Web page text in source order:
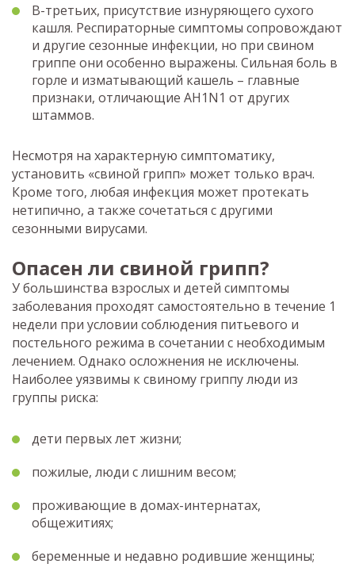
В-третьих, присутствие изнуряющего сухого
кашля. Респираторные симптомы сопровождают
и другие сезонные инфекции, но при свином
гриппе они особенно выражены. Сильная боль в
горле и изматывающий кашель – главные
признаки, отличающие АH1N1 от других
штаммов.
Несмотря на характерную симптоматику,
установить «свиной грипп» может только врач.
Кроме того, любая инфекция может протекать
нетипично, а также сочетаться с другими
сезонными вирусами.
Опасен ли свиной грипп?
У большинства взрослых и детей симптомы
заболевания проходят самостоятельно в течение 1
недели при условии соблюдения питьевого и
постельного режима в сочетании с необходимым
лечением. Однако осложнения не исключены.
Наиболее уязвимы к свиному гриппу люди из
группы риска:
дети первых лет жизни;
пожилые, люди с лишним весом;
проживающие в домах-интернатах,
общежитиях;
беременные и недавно родившие женщины;